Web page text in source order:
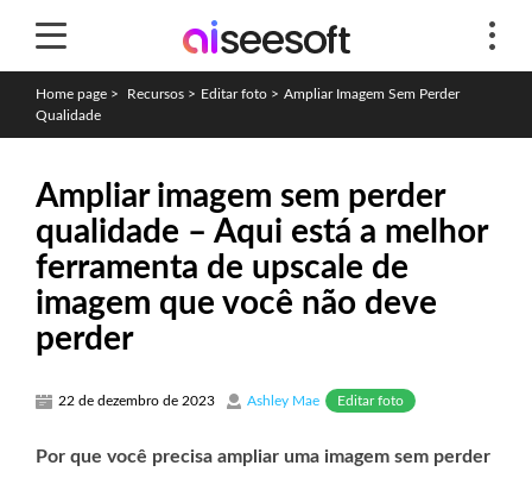
Home page > Recursos > Editar foto > Ampliar Imagem Sem Perder
Qualidade
Ampliar imagem sem perder
qualidade – Aqui está a melhor
ferramenta de upscale de
imagem que você não deve
perder
22 de dezembro de 2023 Ashley Mae Editar foto
Por que você precisa ampliar uma imagem sem perder